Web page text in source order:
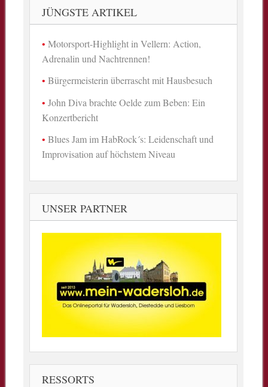
JÜNGSTE ARTIKEL
Motorsport-Highlight in Vellern: Action,
Adrenalin und Nachtrennen!
Bürgermeisterin überrascht mit Hausbesuch
John Diva brachte Oelde zum Beben: Ein
Konzertbericht
Blues Jam im HabRock´s: Leidenschaft und
Improvisation auf höchstem Niveau
UNSER PARTNER
RESSORTS